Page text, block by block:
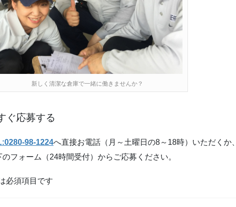
新しく清潔な倉庫で一緒に働きませんか？
ぐ応募する
98-1224へ直接お電話（月～土曜日の8～18時）いただくか、
のフォーム（24時間受付）からご応募ください。
必須項目です